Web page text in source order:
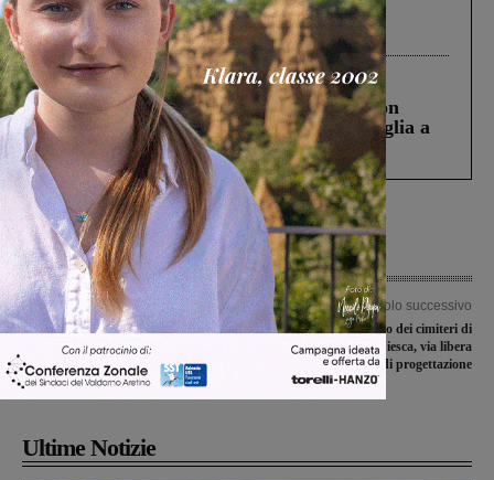
Gianni, Giulia e Franco. Lo schianto, il
processo, lo stop ai sorpassi fra tir....
Cronaca 3 Agosto 2026
Scomparso da una struttura di Castiglion
Fiorentino l’uomo che aveva ucciso la figlia a
Levane nel 2020
Articolo precedente
Questione sicurezza: Martellini
presenta un’interrogazione, il sindaco
risponde: “C’è bisogno di maggiore
controllo”
Articolo successivo
Ampliamento dei cimiteri di
Montanino e Viesca, via libera
all’ultima fase di progettazione
Ultime Notizie